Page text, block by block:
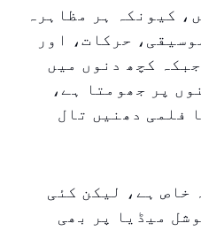
کیونکہ ہر مظاہرہ
حرکات، اور
کچھ دنوں میں
پر جھومتا ہے،
فلمی دھنیں تال
خاص ہے، لیکن کئی
میڈیا پر بھی